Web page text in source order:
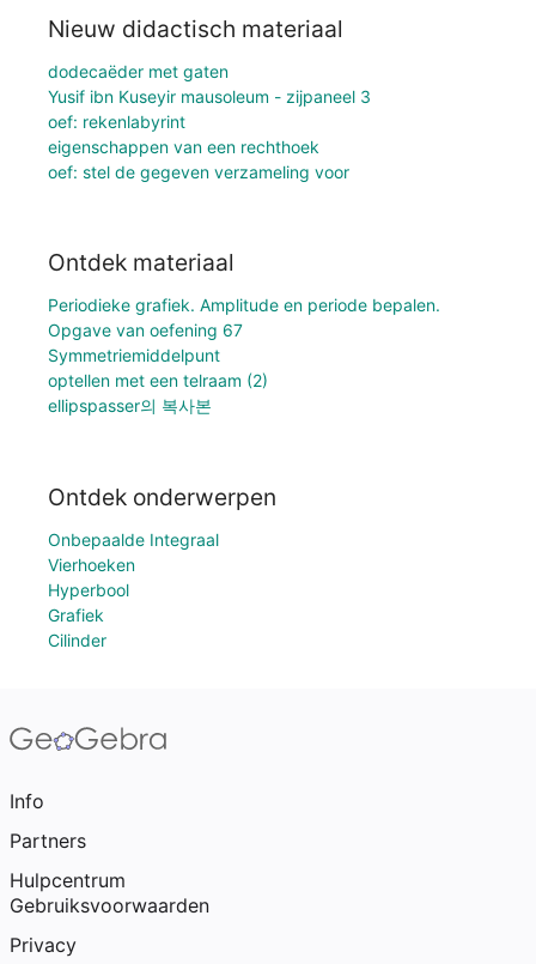
Nieuw didactisch materiaal
dodecaëder met gaten
Yusif ibn Kuseyir mausoleum - zijpaneel 3
oef: rekenlabyrint
eigenschappen van een rechthoek
oef: stel de gegeven verzameling voor
Ontdek materiaal
Periodieke grafiek. Amplitude en periode bepalen.
Opgave van oefening 67
Symmetriemiddelpunt
optellen met een telraam (2)
ellipspasser의 복사본
Ontdek onderwerpen
Onbepaalde Integraal
Vierhoeken
Hyperbool
Grafiek
Cilinder
Info
Partners
Hulpcentrum
Gebruiksvoorwaarden
Privacy